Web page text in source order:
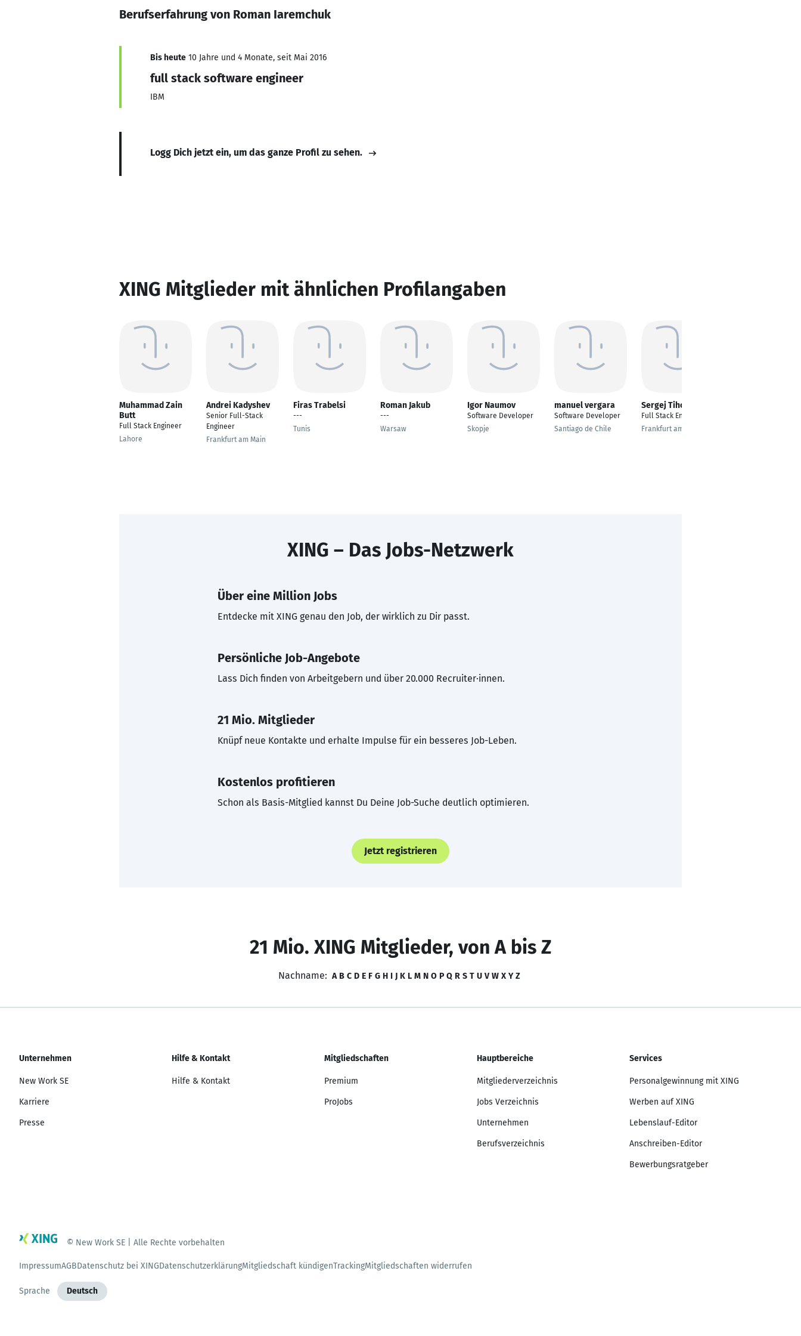
Berufserfahrung von Roman Iaremchuk
Bis heute 10 Jahre und 4 Monate, seit Mai 2016
full stack software engineer
IBM
Logg Dich jetzt ein, um das ganze Profil zu sehen.
XING Mitglieder mit ähnlichen Profilangaben
Muhammad Zain
Butt
Full Stack Engineer
Lahore
Andrei Kadyshev
Senior Full-Stack
Engineer
Frankfurt am Main
Firas Trabelsi
---
Tunis
Roman Jakub
---
Warsaw
Igor Naumov
Software Developer
Skopje
manuel vergara
Software Developer
Santiago de Chile
Sergej Tihonov
Full Stack Engineer
Frankfurt am Main
XING – Das Jobs-Netzwerk
Über eine Million Jobs
Entdecke mit XING genau den Job, der wirklich zu Dir passt.
Persönliche Job-Angebote
Lass Dich finden von Arbeitgebern und über 20.000 Recruiter·innen.
21 Mio. Mitglieder
Knüpf neue Kontakte und erhalte Impulse für ein besseres Job-Leben.
Kostenlos profitieren
Schon als Basis-Mitglied kannst Du Deine Job-Suche deutlich optimieren.
Jetzt registrieren
21 Mio. XING Mitglieder, von A bis Z
Nachname: A B C D E F G H I J K L M N O P Q R S T U V W X Y Z
Unternehmen
New Work SE
Karriere
Presse
Hilfe & Kontakt
Hilfe & Kontakt
Mitgliedschaften
Premium
ProJobs
Hauptbereiche
Mitgliederverzeichnis
Jobs Verzeichnis
Unternehmen
Berufsverzeichnis
Services
Personalgewinnung mit XING
Werben auf XING
Lebenslauf-Editor
Anschreiben-Editor
Bewerbungsratgeber
© New Work SE | Alle Rechte vorbehalten
ImpressumAGBDatenschutz bei XINGDatenschutzerklärungMitgliedschaft kündigenTrackingMitgliedschaften widerrufen
Sprache Deutsch